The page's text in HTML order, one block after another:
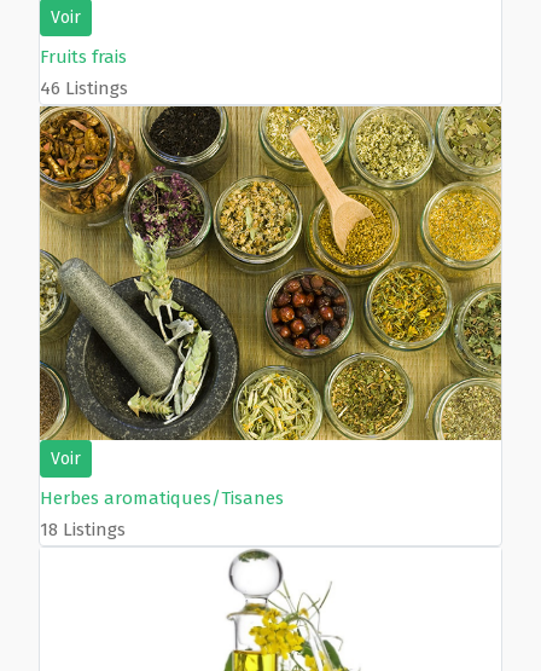
Voir
Fruits frais
46 Listings
Voir
Herbes aromatiques/Tisanes
18 Listings